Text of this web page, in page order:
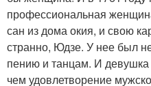
профессиональная
сан из дома окия, и свою
странно, Юдзе. У нее был
пению и танцам. И
чем удовлетворение